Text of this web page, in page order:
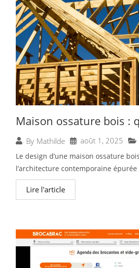
Maison ossature bois :
By Mathilde août 1, 2025
Le design d’une maison ossature
l’architecture contemporaine épurée
Lire l'article